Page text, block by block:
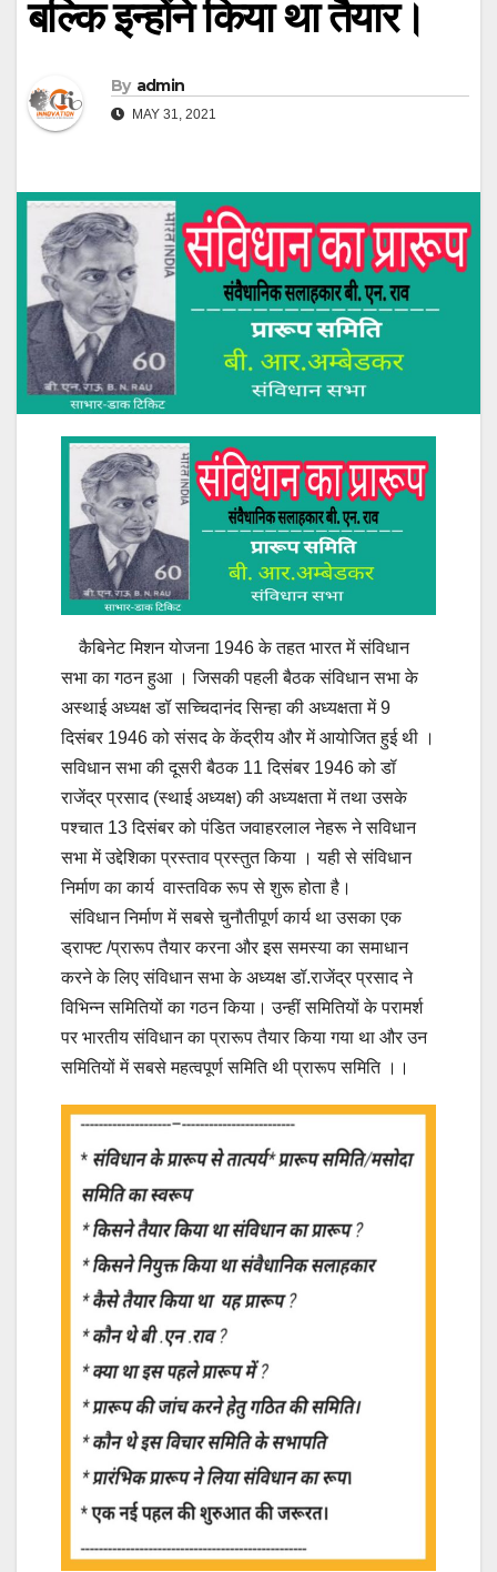
बल्कि इन्होंने किया था तैयार।
By admin
MAY 31, 2021
कैबिनेट मिशन योजना 1946 के तहत भारत में संविधान
सभा का गठन हुआ । जिसकी पहली बैठक संविधान सभा के
अस्थाई अध्यक्ष डॉ सच्चिदानंद सिन्हा की अध्यक्षता में 9
दिसंबर 1946 को संसद के केंद्रीय और में आयोजित हुई थी ।
सविधान सभा की दूसरी बैठक 11 दिसंबर 1946 को डॉ
राजेंद्र प्रसाद (स्थाई अध्यक्ष) की अध्यक्षता में तथा उसके
पश्चात 13 दिसंबर को पंडित जवाहरलाल नेहरू ने सविधान
सभा में उद्देशिका प्रस्ताव प्रस्तुत किया । यही से संविधान
निर्माण का कार्य वास्तविक रूप से शुरू होता है।
संविधान निर्माण में सबसे चुनौतीपूर्ण कार्य था उसका एक
ड्राफ्ट /प्रारूप तैयार करना और इस समस्या का समाधान
करने के लिए संविधान सभा के अध्यक्ष डॉ.राजेंद्र प्रसाद ने
विभिन्न समितियों का गठन किया। उन्हीं समितियों के परामर्श
पर भारतीय संविधान का प्रारूप तैयार किया गया था और उन
समितियों में सबसे महत्वपूर्ण समिति थी प्रारूप समिति ।।